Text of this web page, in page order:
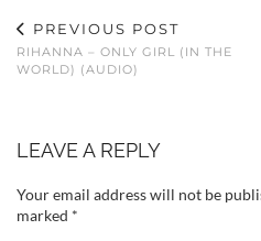
PREVIOUS POST
RIHANNA – ONLY GIRL (IN THE
WORLD) (AUDIO)
LEAVE A REPLY
Your email address will not be
marked *